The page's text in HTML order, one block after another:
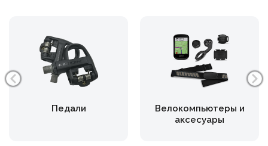
Педали
Велокомпьютеры и
аксесуары